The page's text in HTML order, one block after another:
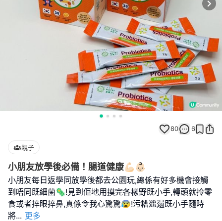
80 6
親子
小朋友放學後必備！腸道健康💪🏻👶🏻
小朋友每日返學同放學後都去公園玩,總係有好多機會接觸
到唔同既細菌🦠!見到佢地用摸完各樣野既小手,轉頭就拎零
食或者捽眼捽鼻,真係令我心驚驚😰!污糟邋遢既小手隨時
將... 更多